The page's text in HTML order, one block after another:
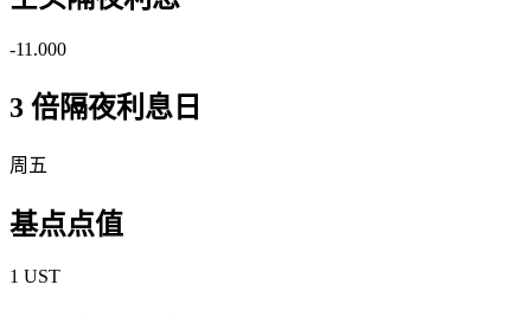
-11.000
3 倍隔夜利息日
周五
基点点值
1 UST